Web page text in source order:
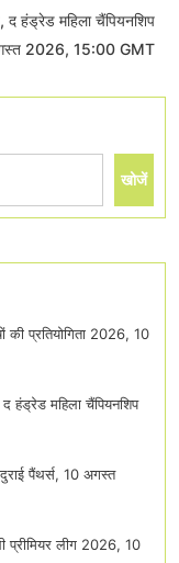
द हंड्रेड महिला चैंपियनशिप
2026, 15:00 GMT
खोजें
की प्रतियोगिता 2026, 10
हंड्रेड महिला चैंपियनशिप
पैंथर्स, 10 अगस्त
प्रीमियर लीग 2026, 10